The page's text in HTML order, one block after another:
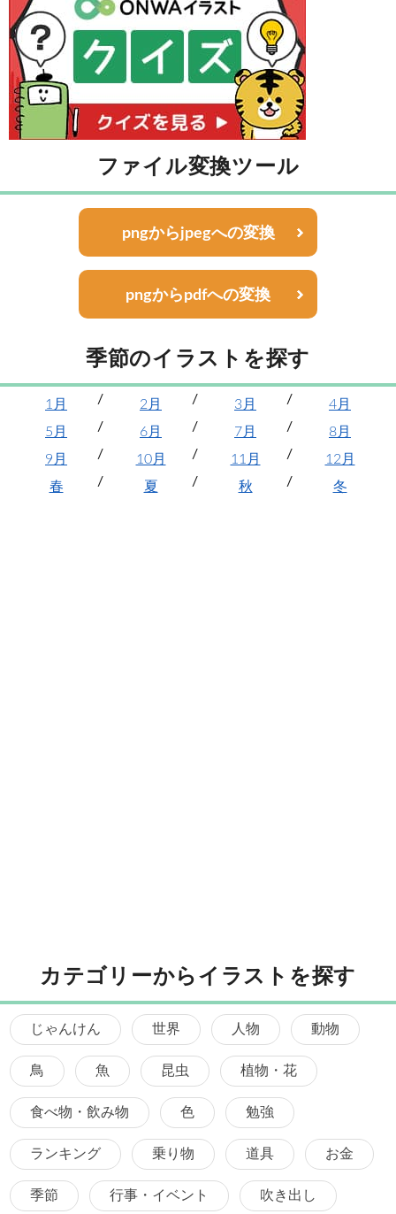
ファイル変換ツール
pngからjpegへの変換
pngからpdfへの変換
季節のイラストを探す
1月 2月 3月
4月
5月
6月 7月
8月
9月
10月 11月
12月
春
夏 秋 冬
カテゴリーからイラストを探す
じゃんけん 世界 人物 動物
鳥 魚 昆虫 植物・花
食べ物・飲み物 色 勉強
ランキング 乗り物 道具 お金
季節 行事・イベント 吹き出し